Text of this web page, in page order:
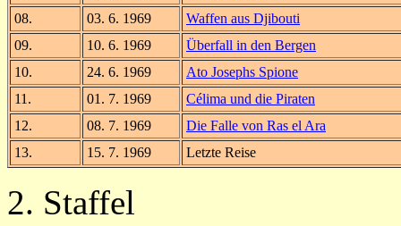
08.
03. 6. 1969
Waffen aus Djibouti
09.
10. 6. 1969
Überfall in den Bergen
10.
24. 6. 1969
Ato Josephs Spione
11.
01. 7. 1969
Célima und die Piraten
12.
08. 7. 1969
Die Falle von Ras el Ara
13.
15. 7. 1969 Letzte Reise
2. Staffel